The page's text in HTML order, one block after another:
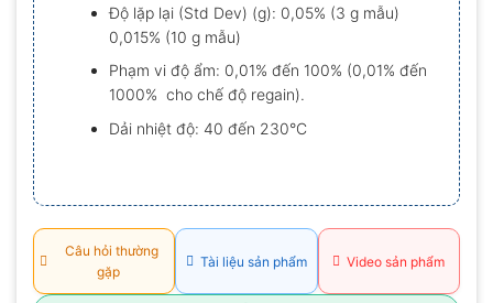
Độ lặp lại (Std Dev) (g): 0,05% (3 g mẫu)
0,015% (10 g mẫu)
Phạm vi độ ẩm: 0,01% đến 100% (0,01% đến
1000% cho chế độ regain).
Dải nhiệt độ: 40 đến 230°C
Câu hỏi thường
gặp
Tài liệu sản phẩm Video sản phẩm